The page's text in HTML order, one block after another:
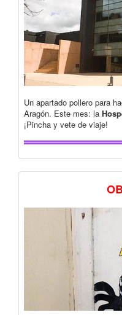
Un apartado pollero para
Aragón. Este mes: la
¡Pincha y vete de viaje!